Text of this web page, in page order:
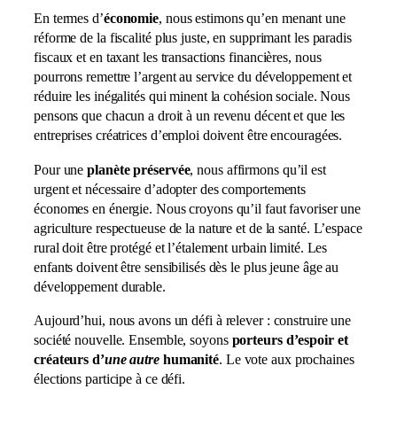
En termes d’économie, nous estimons qu’en menant une
réforme de la fiscalité plus juste, en supprimant les paradis
fiscaux et en taxant les transactions financières, nous
pourrons remettre l’argent au service du développement et
réduire les inégalités qui minent la cohésion sociale. Nous
pensons que chacun a droit à un revenu décent et que les
entreprises créatrices d’emploi doivent être encouragées.
Pour uneplanète préservée, nous affirmons qu’il est
urgent et nécessaire d’adopter des comportements
économes en énergie. Nous croyons qu’il faut favoriser une
agriculture respectueuse de la nature et de la santé. L’espace
rural doit être protégé et l’étalement urbain limité. Les
enfants doivent être sensibilisés dès le plus jeune âge au
développement durable.
Aujourd’hui, nous avons un défi à relever : construire une
société nouvelle. Ensemble, soyons porteurs d’espoir et
créateurs d’une autrehumanité. Le vote aux prochaines
élections participe à ce défi.